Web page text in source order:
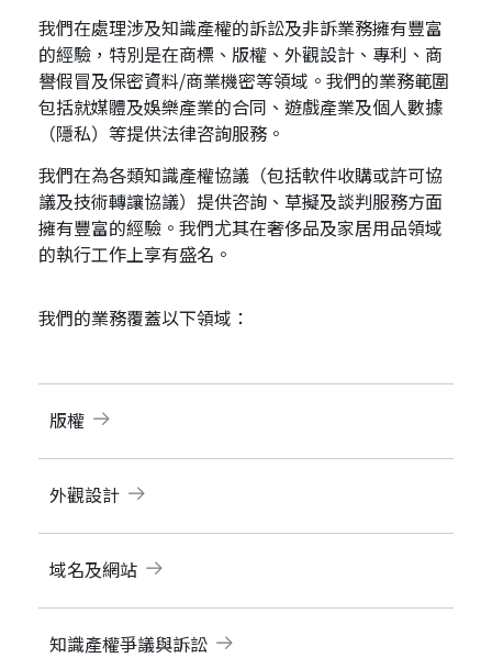
地點
我們在處理涉及知識產權的訴訟及非訴業務擁有豐富
的經驗，特別是在商標、版權、外觀設計、專利、商
譽假冒及保密資料/商業機密等領域。我們的業務範圍
包括就媒體及娛樂產業的合同、遊戲產業及個人數據
（隱私）等提供法律咨詢服務。
我們在為各類知識產權協議（包括軟件收購或許可協
議及技術轉讓協議）提供咨詢、草擬及談判服務方面
擁有豐富的經驗。我們尤其在奢侈品及家居用品領域
的執行工作上享有盛名。
我們的業務覆蓋以下領域：
版權
外觀設計
域名及網站
知識產權爭議與訴訟